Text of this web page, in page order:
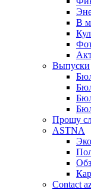
В
Выпуски
Прошу
ASTNA
Contact